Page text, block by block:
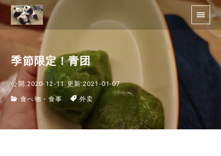
季節限定！青团
公開:2020-12-11 更新:2021-01-07
食べ物・食事 外卖